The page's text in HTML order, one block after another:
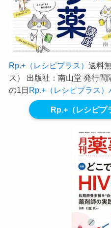
Rp.+（レシピプラス） 送料
ス） 出版社：南山堂 発行間
の1日Rp.+（レシピプラス）
Rp.+（レシピプ